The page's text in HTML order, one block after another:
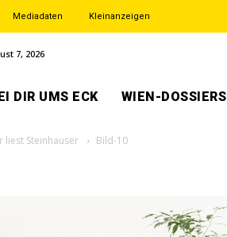
Mediadaten Kleinanzeigen
7, 2026
DIR UMS ECK WIEN-DOSSIERS
liest Steinhauser Bild-10